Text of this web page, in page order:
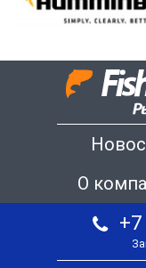
О
+7